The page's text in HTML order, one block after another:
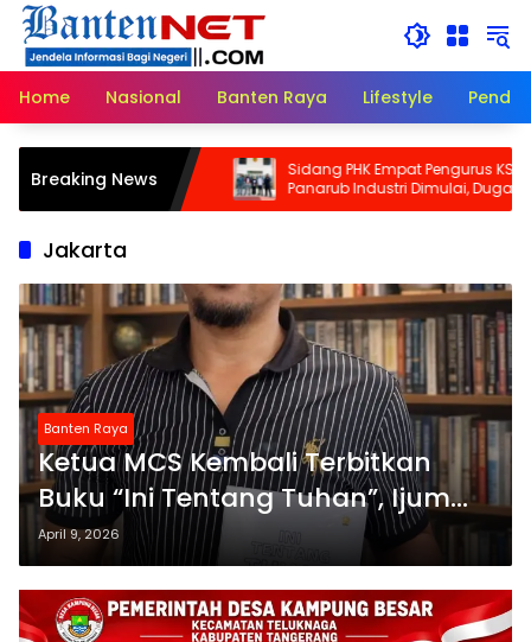
Langsung
konten
Home
Nasional Banten Raya Lifestyle
Breaking News
Cadangan
Waktu dan
Sidang PHK Empat Pengurus KSPN PT
Panarub Industri Dimulai, Dugaan
Busting Mulai Diuji di PHI
Jakarta
Banten Raya
Ketua MCS Kembali Terbitkan
Buku “Ini Tentang Tuhan”, Ijum
Setiawan atau Lebih Dikenal
Setiawan Rois di Dunia Literasi
Suarakan Refleksi Spiritual
April 9, 2026